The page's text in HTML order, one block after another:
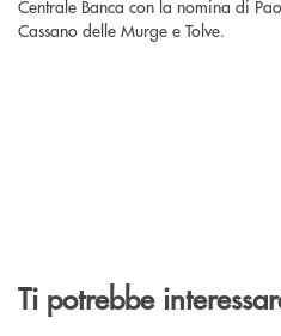
Centrale Banca con la nomina di
Cassano delle Murge e Tolve.
Ti potrebbe